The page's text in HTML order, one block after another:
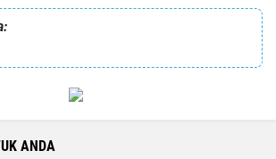
ANDA